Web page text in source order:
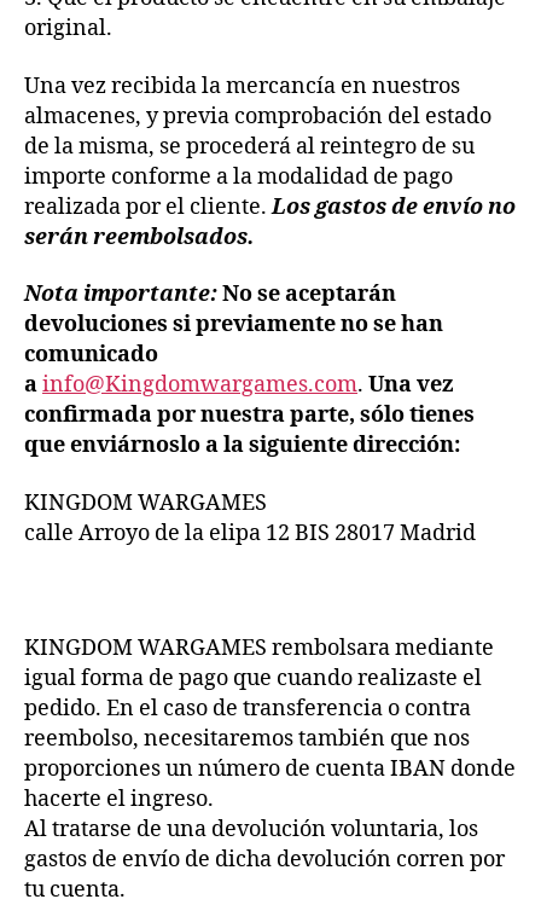
original.
Una vez recibida la mercancía en nuestros
almacenes, y previa comprobación del estado
de la misma, se procederá al reintegro de su
importe conforme a la modalidad de pago
realizada por el cliente. Los gastos de envío no
serán reembolsados.
Nota importante:No se aceptarán
devoluciones si previamente no se han
comunicado
ainfo@Kingdomwargames.com. Una vez
confirmada por nuestra parte, sólo tienes
que enviárnoslo a la siguiente dirección:
KINGDOM WARGAMES
calle Arroyo de la elipa 12 BIS 28017 Madrid
KINGDOM WARGAMES rembolsara mediante
igual forma de pago que cuando realizaste el
pedido. En el caso de transferencia o contra
reembolso, necesitaremos también que nos
proporciones un número de cuenta IBAN donde
hacerte el ingreso.
Al tratarse de una devolución voluntaria, los
gastos de envío de dicha devolución corren por
tu cuenta.